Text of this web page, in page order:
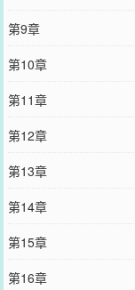
第9章
第10章
第11章
第12章
第13章
第14章
第15章
第16章